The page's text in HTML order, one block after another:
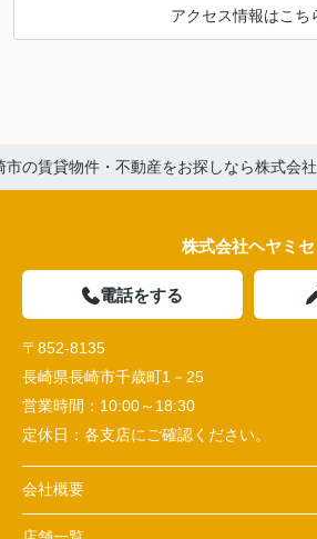
アクセス情報はこち
市の賃貸物件・不動産をお探しなら株式会
株式会社ヘヤミセ
電話をする
〒852-8135
長崎県長崎市千歳町1－25
営業時間： 10:00～18:30
定休日： 各支店にご確認ください。
会社概要